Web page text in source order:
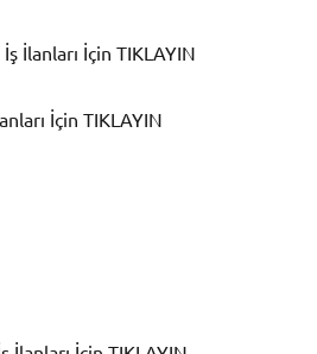
İlanları İçin TIKLAYIN
İçin TIKLAYIN